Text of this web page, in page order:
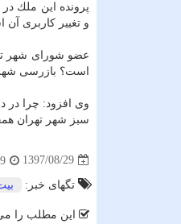
پرونده این ملك در
و تغییر كاربری
است؟ بازرسی
سبز شهر تهران
1397/08/29
تگهای خبر:
این مطلب را